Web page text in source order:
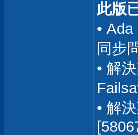
此版
•
同步
• 解
• 解